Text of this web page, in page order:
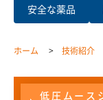
安全な薬品
ホーム 技術紹介
低圧ムース